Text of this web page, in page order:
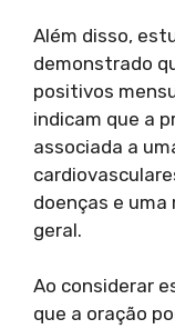
Além disso,
demonstrado
positivos
indicam que a
associada a
doenças e
geral.
Ao considerar
que a oração